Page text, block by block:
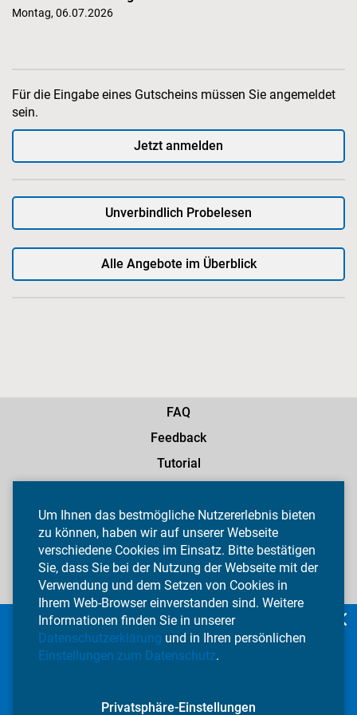
Montag, 06.07.2026
Für die Eingabe eines Gutscheins müssen Sie angemeldet
sein.
Jetzt anmelden
Unverbindlich Probelesen
Alle Angebote im Überblick
FAQ
Feedback
Tutorial
Datenschutz
Widerruf
Impressum
Privatsphäre-Einstellungen
Ihre Zeitung.
Jetzt auch als App!
Um Ihnen das bestmögliche Nutzererlebnis bieten
zu können, haben wir auf unserer Webseite
verschiedene Cookies im Einsatz. Bitte bestätigen
Sie, dass Sie bei der Nutzung der Webseite mit der
Verwendung und dem Setzen von Cookies in
Ihrem Web-Browser einverstanden sind. Weitere
Informationen finden Sie in unserer
Datenschutzerklärung und in Ihren persönlichen
Einstellungen zum Datenschutz.
Privatsphäre-Einstellungen